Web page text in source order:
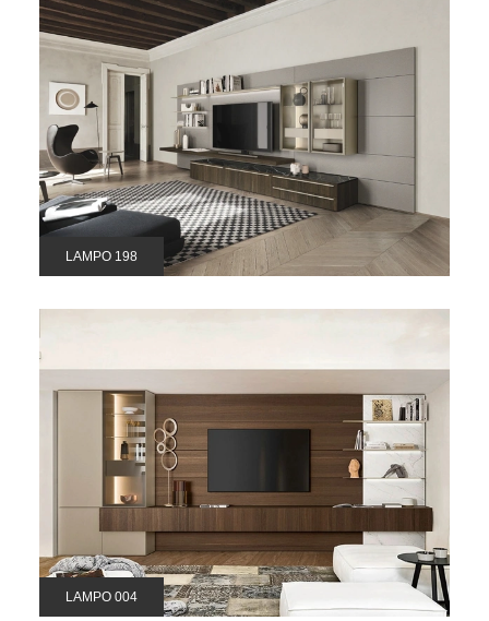
LAMPO 198
LAMPO 004